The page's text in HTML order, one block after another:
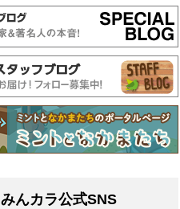
みんカラ公式SNS